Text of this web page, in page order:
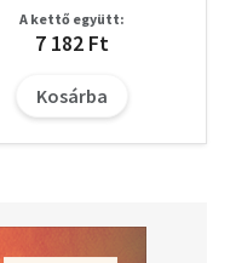
A kettő együtt:
7 182 Ft
Kosárba